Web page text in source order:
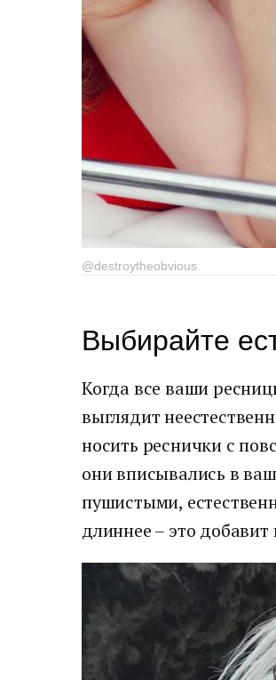
@destroytheobvious
Выбирайте
Когда все ваши
выглядит
носить реснички с
они вписывались в
пушистыми,
длиннее – это